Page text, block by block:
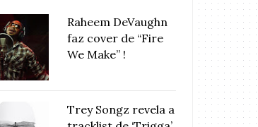
Raheem DeVaughn
faz cover de “Fire
We Make” !
Trey Songz revela a